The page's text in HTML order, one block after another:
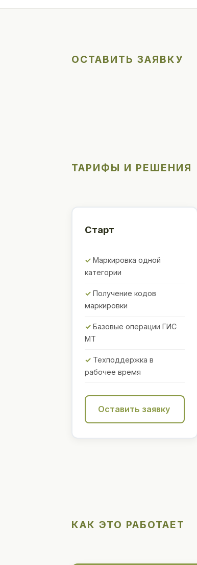
ОСТАВИТЬ ЗАЯВКУ
ТАРИФЫ И РЕШЕНИЯ
Старт
Маркировка одной
категории
Получение кодов
маркировки
Базовые операции ГИС
МТ
Техподдержка в
рабочее время
Оставить заявку
КАК ЭТО РАБОТАЕТ